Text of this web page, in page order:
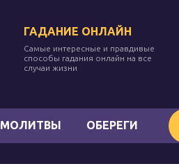
ГАДАНИЕ ОНЛАЙН
Самые интересные и правдивые
способы гадания онлайн на все
случаи жизни
МОЛИТВЫ ОБЕРЕГИ